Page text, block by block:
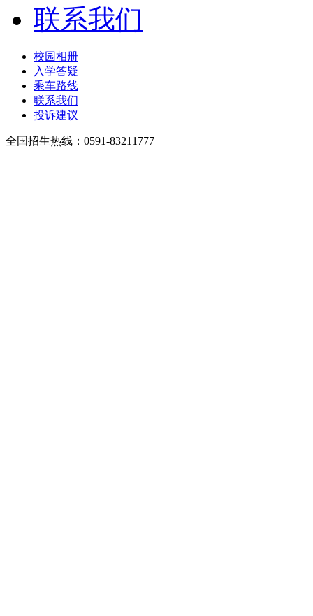
联系我们
校园相册
入学答疑
乘车路线
联系我们
投诉建议
全国招生热线：0591-83211777